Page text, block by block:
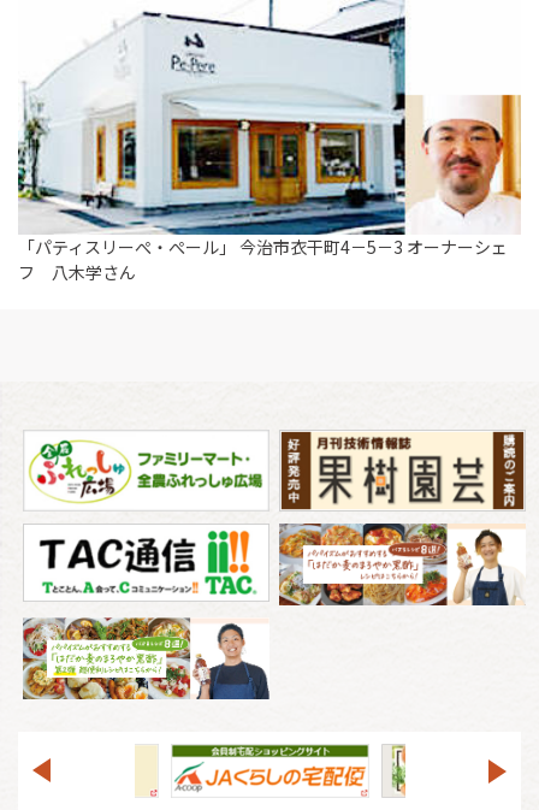
「パティスリーぺ・ぺール」 今治市衣干町4－5－3 オーナーシェ
フ 八木学さん